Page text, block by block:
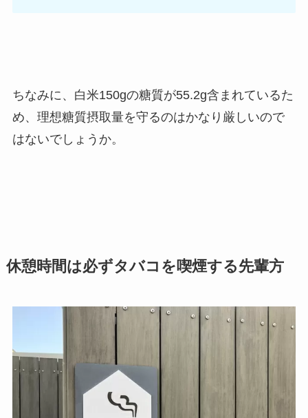
ちなみに、白米150gの糖質が55.2g含まれているた
め、理想糖質摂取量を守るのはかなり厳しいので
はないでしょうか。
休憩時間は必ずタバコを喫煙する先輩方